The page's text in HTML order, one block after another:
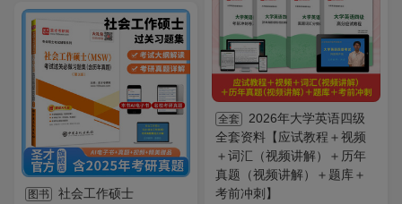
全套
2026年大学英语四级
全套资料【应试教程＋视频
＋词汇（视频讲解）＋历年
真题（视频讲解）＋题库＋
考前冲刺】
图书 社会工作硕士